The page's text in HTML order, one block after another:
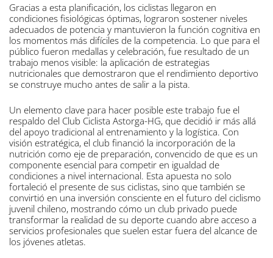
Gracias a esta planificación, los ciclistas llegaron en
condiciones fisiológicas óptimas, lograron sostener niveles
adecuados de potencia y mantuvieron la función cognitiva en
los momentos más difíciles de la competencia. Lo que para el
público fueron medallas y celebración, fue resultado de un
trabajo menos visible: la aplicación de estrategias
nutricionales que demostraron que el rendimiento deportivo
se construye mucho antes de salir a la pista.
Un elemento clave para hacer posible este trabajo fue el
respaldo del Club Ciclista Astorga-HG, que decidió ir más allá
del apoyo tradicional al entrenamiento y la logística. Con
visión estratégica, el club financió la incorporación de la
nutrición como eje de preparación, convencido de que es un
componente esencial para competir en igualdad de
condiciones a nivel internacional. Esta apuesta no solo
fortaleció el presente de sus ciclistas, sino que también se
convirtió en una inversión consciente en el futuro del ciclismo
juvenil chileno, mostrando cómo un club privado puede
transformar la realidad de su deporte cuando abre acceso a
servicios profesionales que suelen estar fuera del alcance de
los jóvenes atletas.